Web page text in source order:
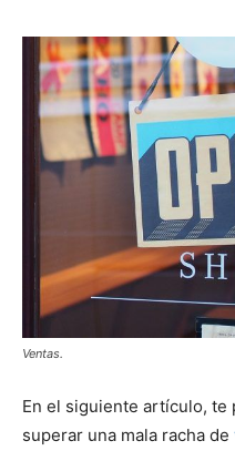
Ventas.
En el siguiente artículo, te
superar una mala racha de